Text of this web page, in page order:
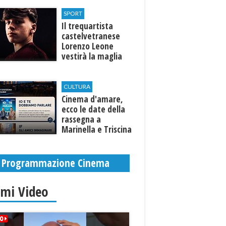
SPORT
Il trequartista
castelvetranese
Lorenzo Leone
vestirà la maglia
CULTURA
Cinema d'amare,
ecco le date della
rassegna a
Marinella e Triscina
Programmazione Cinema
Video